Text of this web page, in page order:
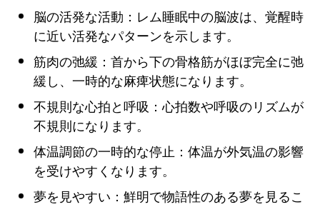
脳の活発な活動：レム睡眠中の脳波は、覚醒時
に近い活発なパターンを示します。
筋肉の弛緩：首から下の骨格筋がほぼ完全に弛
緩し、一時的な麻痺状態になります。
不規則な心拍と呼吸：心拍数や呼吸のリズムが
不規則になります。
体温調節の一時的な停止：体温が外気温の影響
を受けやすくなります。
夢を見やすい：鮮明で物語性のある夢を見るこ